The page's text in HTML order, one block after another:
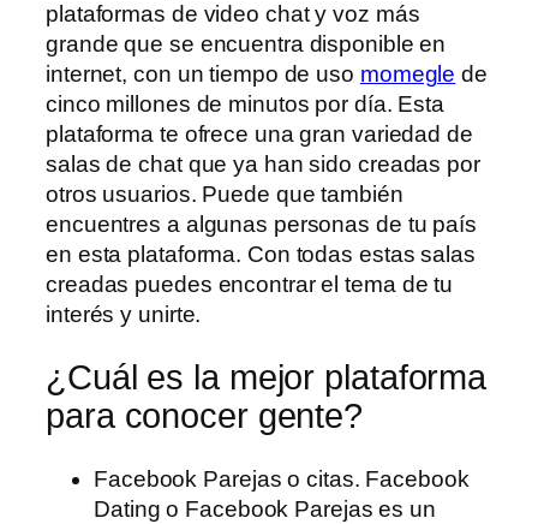
plataformas de video chat y voz más
grande que se encuentra disponible en
internet, con un tiempo de uso momegle de
cinco millones de minutos por día. Esta
plataforma te ofrece una gran variedad de
salas de chat que ya han sido creadas por
otros usuarios. Puede que también
encuentres a algunas personas de tu país
en esta plataforma. Con todas estas salas
creadas puedes encontrar el tema de tu
interés y unirte.
¿Cuál es la mejor plataforma
para conocer gente?
Facebook Parejas o citas. Facebook
Dating o Facebook Parejas es un